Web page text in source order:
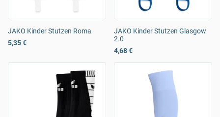
JAKO Kinder Stutzen Roma
5,35 €
JAKO Kinder Stutzen Glasgow
2.0
4,68 €